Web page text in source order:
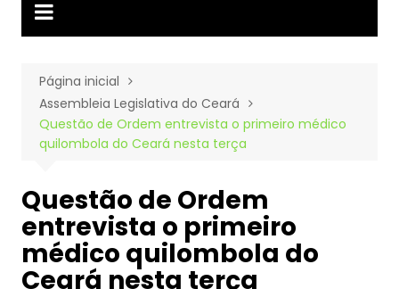
Página inicial
Assembleia Legislativa do Ceará
Questão de Ordem entrevista o primeiro médico
quilombola do Ceará nesta terça
Questão de Ordem
entrevista o primeiro
médico quilombola do
Ceará nesta terça